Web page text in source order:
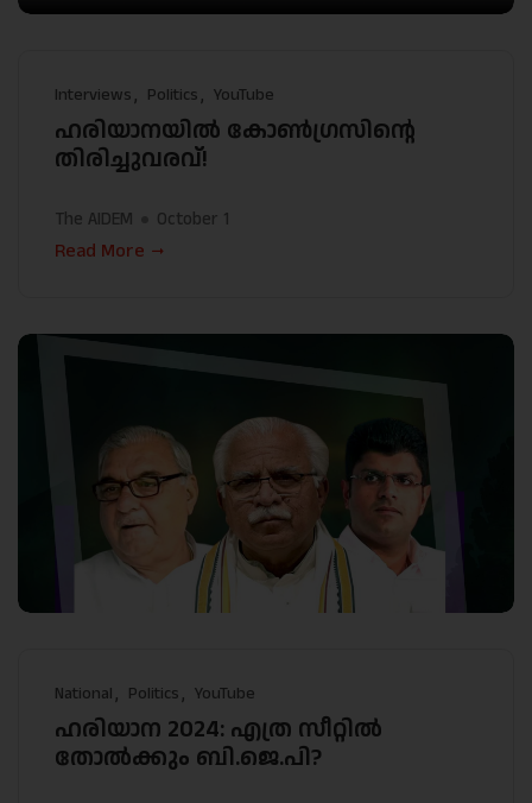
Interviews Politics YouTube
ഹരിയാനയിൽ കോൺഗ്രസിന്റെ
തിരിച്ചുവരവ്!
The AIDEM October 1
Read More
National Politics YouTube
ഹരിയാന 2024: എത്ര സീറ്റിൽ
തോൽക്കും ബി.ജെ.പി?